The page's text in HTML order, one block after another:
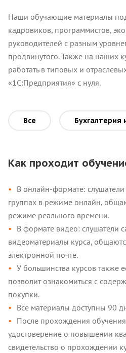
Наши обучающие материалы
кадровиков, программистов,
руководителей с разным
продвинутого. Также на наших
работать в типовых и
«1С:Предприятия» с нуля.
Все Бухгалтерия
Как проходит
В онлайн-формате:
группах в режиме онлайн,
режиме реального времени.
В формате видео: слушатели
видеоматериалы курса,
электронной почте.
У большинства курсов также
позволит ознакомиться с
покупки.
Все материалы доступны 90
После прохождения
удостоверение о повышении
свидетельство о прохождении